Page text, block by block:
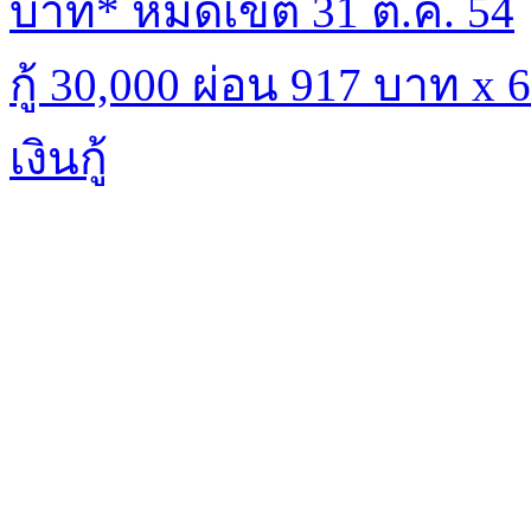
บาท* หมดเขต 31 ต.ค. 54
กู้ 30,000 ผ่อน 917 บาท x
เงินกู้